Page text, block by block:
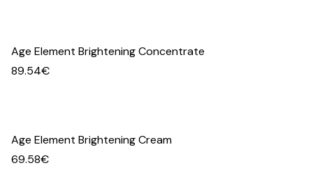
Age Element Brightening Concentrate
89.54€
Age Element Brightening Cream
69.58€